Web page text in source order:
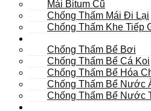
Mái Bitum Cũ
Chống Thấm Mái Đi Lại
Chống Thấm Khe Tiếp
Chống Thấm Bể Bơi
Chống Thấm Bể Cá Koi
Chống Thấm Bể Hóa
Chống Thấm Bể Nước
Chống Thấm Bể Nước